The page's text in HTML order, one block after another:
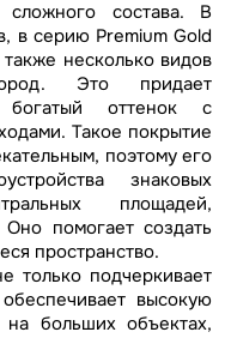
сложного состава. В
в серию Premium Gold
несколько видов
Это придает
богатый оттенок с
Такое покрытие
поэтому его
знаковых
площадей,
помогает создать
пространство.
подчеркивает
высокую
больших объектах,